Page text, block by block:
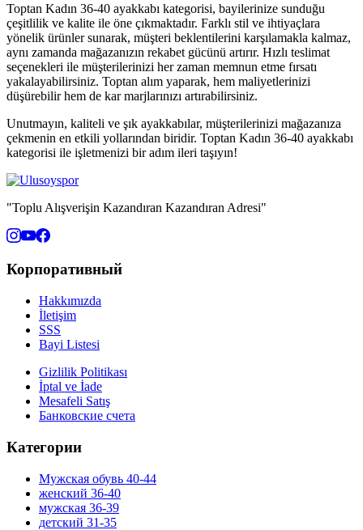
Toptan Kadın 36-40 ayakkabı kategorisi, bayilerinize sunduğu
çeşitlilik ve kalite ile öne çıkmaktadır. Farklı stil ve ihtiyaçlara
yönelik ürünler sunarak, müşteri beklentilerini karşılamakla kalmaz,
aynı zamanda mağazanızın rekabet gücünü artırır. Hızlı teslimat
seçenekleri ile müşterilerinizi her zaman memnun etme fırsatı
yakalayabilirsiniz. Toptan alım yaparak, hem maliyetlerinizi
düşürebilir hem de kar marjlarınızı artırabilirsiniz.
Unutmayın, kaliteli ve şık ayakkabılar, müşterilerinizi mağazanıza
çekmenin en etkili yollarından biridir. Toptan Kadın 36-40 ayakkabı
kategorisi ile işletmenizi bir adım ileri taşıyın!
"Toplu Alışverişin Kazandıran Kazandıran Adresi"
Корпоративный
Hakkımızda
İletişim
SSS
Bayi Listesi
Gizlilik Politikası
İptal ve İade
Mesafeli Satış
Банковские счета
Категории
Мужская обувь 40-44
женский 36-40
мужская 36-39
детский 31-35